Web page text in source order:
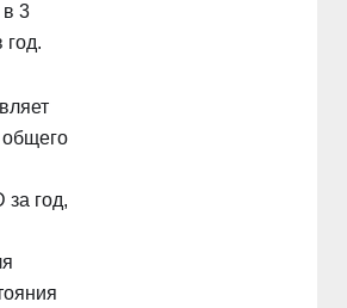
в 3
год.
за год,